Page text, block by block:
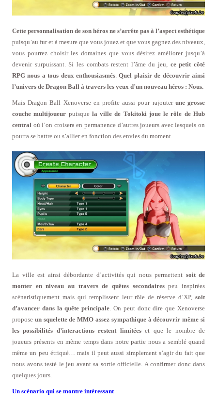
Cette personnalisation de son héros ne s’arrête pas à l’aspect esthétique
puisqu’au fur et à mesure que vous jouez et que vous gagnez des niveaux,
vous pourrez choisir les domaines que vous désirez améliorer jusqu’à
devenir surpuissant. Si les combats restent l’âme du jeu, ce petit côté
RPG nous a tous deux enthousiasmés .Quel plaisir de découvrir ainsi
l’univers de Dragon Ball à travers les yeux d’un nouveau héros : Nous.
Mais Dragon Ball Xenoverse en profite aussi pour rajouter une grosse
couche multijoueur puisquela ville de Tokitoki joue le rôle de Hub
central où l’on croisera en permanence d’autres joueurs avec lesquels on
pourra se battre ou s’allier en fonction des envies du moment.
La ville est ainsi débordante d’activités qui nous permettent soit de
monter en niveau au travers de quêtes secondairespeu inspirées
scénaristiquement mais qui remplissent leur rôle de réserve d’XP, soit
d’avancer dans la quête principale. On peut donc dire que Xenoverse
propose un squelette de MMO assez sympathique à découvrir même si
les possibilités d’interactions restent limitéeset que le nombre de
joueurs présents en même temps dans notre partie nous a semblé quand
même un peu étriqué… mais il peut aussi simplement s’agir du fait que
nous avons testé le jeu avant sa sortie officielle. A confirmer donc dans
quelques jours.
Un scénario qui se montre intéressant